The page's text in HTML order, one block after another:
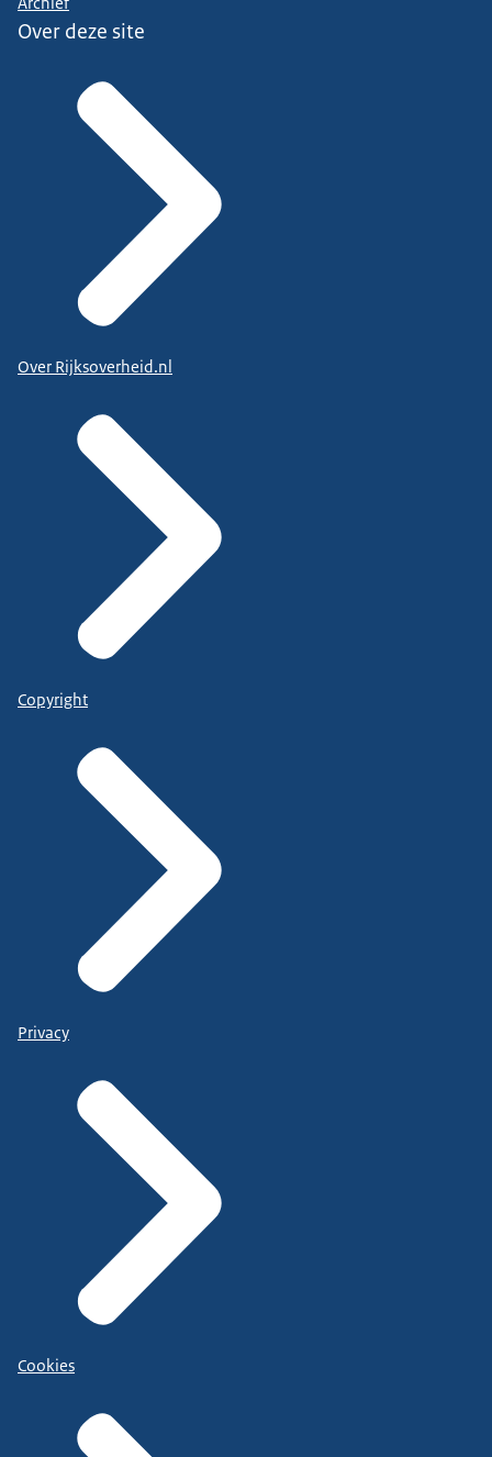
Over deze site
Over Rijksoverheid.nl
Copyright
Privacy
Cookies